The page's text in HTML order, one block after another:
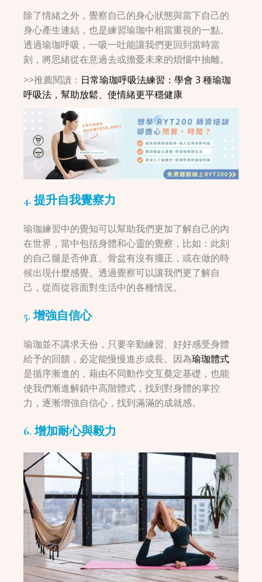
除了情緒之外，覺察自己的身心狀態與當下自己的
身心產生連結，也是練習瑜珈中相當重視的一點。
透過瑜珈呼吸，一吸一吐能讓我們更回到當時當
刻，將思緒從在意過去或擔憂未來的煩惱中抽離。
>>推薦閱讀： 日常瑜珈呼吸法練習：學會 3 種瑜珈
呼吸法，幫助放鬆、使情緒更平穩健康
4. 提升自我覺察力
瑜珈練習中的覺知可以幫助我們更加了解自己的內
在世界，當中包括身體和心靈的覺察，比如：此刻
的自己腿是否伸直、骨盆有沒有擺正，或在做的時
候出現什麼感覺。透過覺察可以讓我們更了解自
己，從而從容面對生活中的各種情況。
5. 增強自信心
瑜珈並不講求天份，只要辛勤練習、好好感受身體
給予的回饋，必定能慢慢進步成長。因為瑜珈體式
是循序漸進的，藉由不同動作交互奠定基礎，也能
使我們漸進解鎖中高階體式，找到對身體的掌控
力，逐漸增強自信心，找到滿滿的成就感。
6. 增加耐心與毅力